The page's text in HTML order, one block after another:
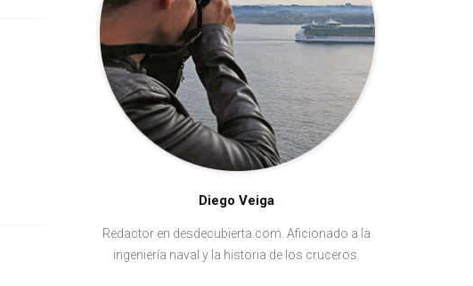
Diego Veiga
Redactor en desdecubierta.com. Aficionado a la
ingeniería naval y la historia de los cruceros.